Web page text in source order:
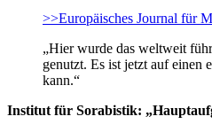
>>Europäisches Journal für
„Hier wurde das weltweit
genutzt. Es ist jetzt auf einen
kann.“
Institut für Sorabistik: